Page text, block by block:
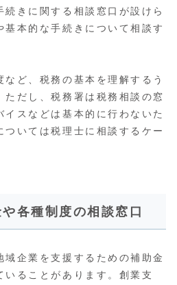
きに関する相談窓口が設けら
基本的な手続きについて相談す
ど、税務の基本を理解するう
ただし、税務署は税務相談の窓
スなどは基本的に行わないた
いては税理士に相談するケー
各種制度の相談窓口
企業を支援するための補助金
ることがあります。創業支